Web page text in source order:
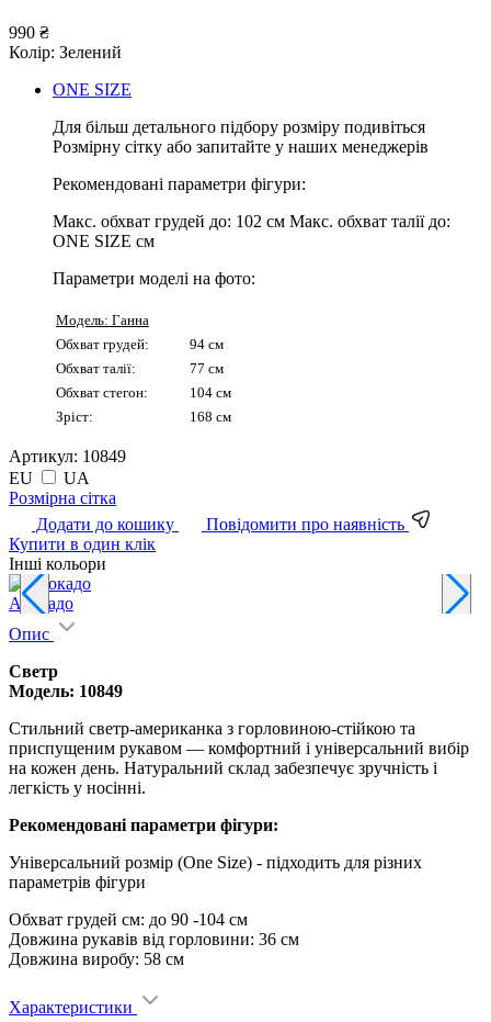
990 ₴
Колір: Зелений
ONE SIZE
Для більш детального підбору розміру подивіться
Розмірну сітку або запитайте у наших менеджерів
Рекомендовані параметри фігури:
Макс. обхват грудей до: 102 см Макс. обхват талії до:
ONE SIZE см
Параметри моделі на фото:
Модель: Ганна
Обхват грудей:
94 см
Обхват талії:
77 см
Обхват стегон:
104 см
Зріст:
168 см
Артикул: 10849
EU
UA
Pозмірна сітка
Додати до кошику
Повідомити про наявність
Купити в один клік
Інші кольори
Авокадо
Опис
Светр
Модель: 10849
Стильний светр-американка з горловиною-стійкою та
приспущеним рукавом — комфортний і універсальний вибір
на кожен день. Натуральний склад забезпечує зручність і
легкість у носінні.
Рекомендовані параметри фігури:
Універсальний розмір (One Size) - підходить для різних
параметрів фігури
Обхват грудей см: до 90 -104 см
Довжина рукавів від горловини: 36 см
Довжина виробу: 58 см
Характеристики